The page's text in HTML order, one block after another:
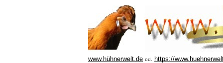
www.hühnerwelt.de od. https://